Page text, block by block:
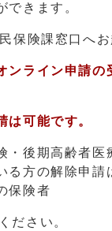
できます。
険課窓口へお
ンライン申請の
は可能です。
期高齢者医
る方の解除申請
保険者
さい。